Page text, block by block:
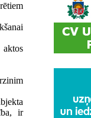
aktos
ir